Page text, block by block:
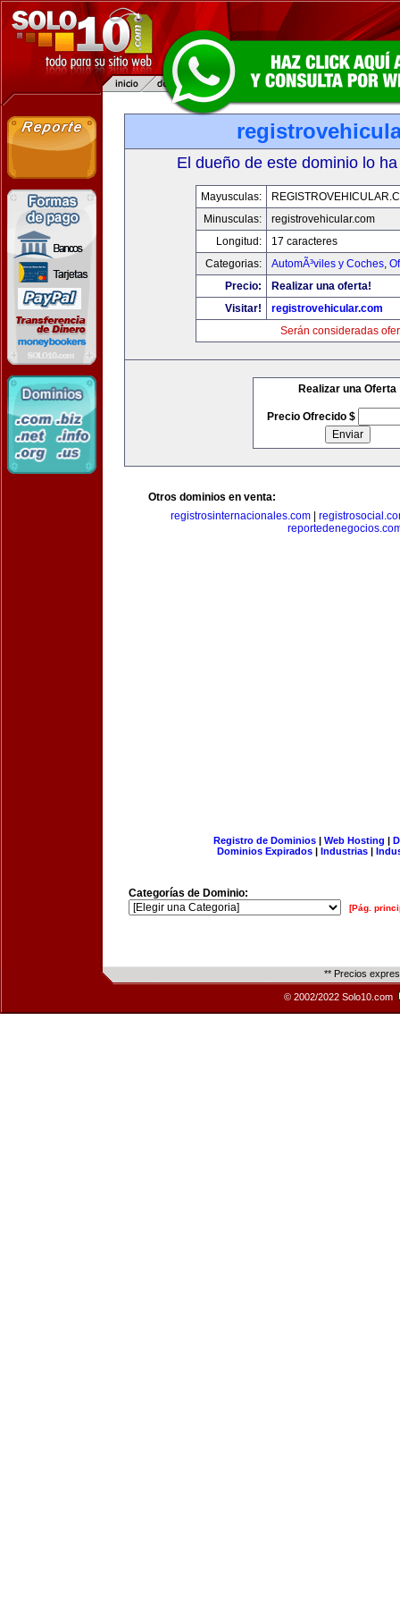
El dueño de este dominio lo
Mayusculas:
Minusculas:
registrovehicular.com
Longitud:
17 caracteres
Categorias:
AutomÃ³viles y Coches,
Precio:
Realizar una oferta!
Visitar!
registrovehicular.com
Serán consideradas
Realizar una Oferta
Precio Ofrecido $
Otros dominios en venta:
registrosinternacionales.com
Registro de Dominios| Web Hosting |
Dominios Expirados | Industrias |
Categorías de Dominio:
[Pág.
** Precios
© 2002/2022 Solo10.com